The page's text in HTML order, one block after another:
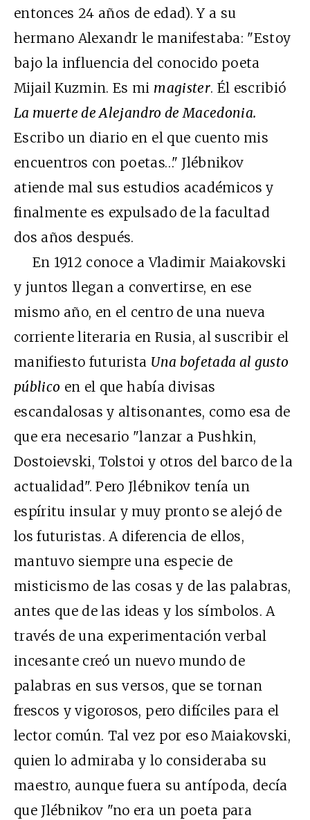
entonces 24 años de edad). Y a su
hermano Alexandr le manifestaba: "Estoy
bajo la influencia del conocido poeta
Mijail Kuzmin. Es mi magister. Él escribió
La muerte de Alejandro de Macedonia.
Escribo un diario en el que cuento mis
encuentros con poetas…" Jlébnikov
atiende mal sus estudios académicos y
finalmente es expulsado de la facultad
dos años después.
En 1912 conoce a Vladimir Maiakovski
y juntos llegan a convertirse, en ese
mismo año, en el centro de una nueva
corriente literaria en Rusia, al suscribir el
manifiesto futurista Una bofetada al gusto
público en el que había divisas
escandalosas y altisonantes, como esa de
que era necesario "lanzar a Pushkin,
Dostoievski, Tolstoi y otros del barco de la
actualidad". Pero Jlébnikov tenía un
espíritu insular y muy pronto se alejó de
los futuristas. A diferencia de ellos,
mantuvo siempre una especie de
misticismo de las cosas y de las palabras,
antes que de las ideas y los símbolos. A
través de una experimentación verbal
incesante creó un nuevo mundo de
palabras en sus versos, que se tornan
frescos y vigorosos, pero difíciles para el
lector común. Tal vez por eso Maiakovski,
quien lo admiraba y lo consideraba su
maestro, aunque fuera su antípoda, decía
que Jlébnikov "no era un poeta para